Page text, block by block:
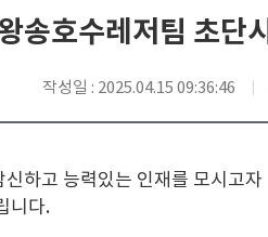
송호수레저팀 초단
작성일 : 2025.04.15 09:36:46
하고 능력있는 인재를 모시고자
니다.